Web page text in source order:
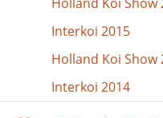
Interkoi 2015
Holland Koi Show
Interkoi 2014